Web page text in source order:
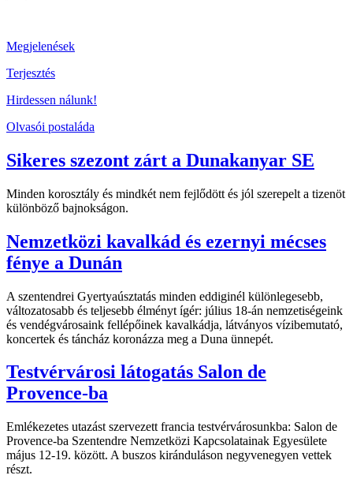
Megjelenések
Terjesztés
Hirdessen nálunk!
Olvasói postaláda
Sikeres szezont zárt a Dunakanyar SE
Minden korosztály és mindkét nem fejlődött és jól szerepelt a tizenöt
különböző bajnokságon.
Nemzetközi kavalkád és ezernyi mécses
fénye a Dunán
A szentendrei Gyertyaúsztatás minden eddiginél különlegesebb,
változatosabb és teljesebb élményt ígér: július 18-án nemzetiségeink
és vendégvárosaink fellépőinek kavalkádja, látványos vízibemutató,
koncertek és táncház koronázza meg a Duna ünnepét.
Testvérvárosi látogatás Salon de
Provence-ba
Emlékezetes utazást szervezett francia testvérvárosunkba: Salon de
Provence-ba Szentendre Nemzetközi Kapcsolatainak Egyesülete
május 12-19. között. A buszos kiránduláson negyvenegyen vettek
részt.